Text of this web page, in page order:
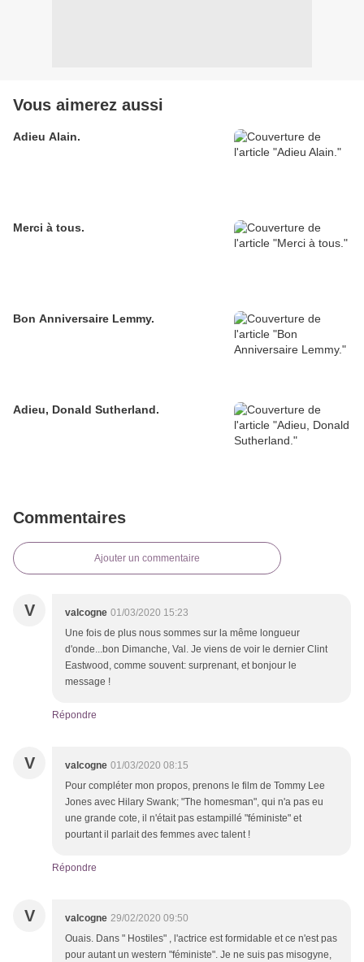
Vous aimerez aussi
Adieu Alain.
Merci à tous.
Bon Anniversaire Lemmy.
Adieu, Donald Sutherland.
Commentaires
Ajouter un commentaire
V valcogne 01/03/2020 15:23
Une fois de plus nous sommes sur la même longueur
d'onde...bon Dimanche, Val. Je viens de voir le dernier Clint
Eastwood, comme souvent: surprenant, et bonjour le
message !
Répondre
V valcogne 01/03/2020 08:15
Pour compléter mon propos, prenons le film de Tommy Lee
Jones avec Hilary Swank; "The homesman", qui n'a pas eu
une grande cote, il n'était pas estampillé "féministe" et
pourtant il parlait des femmes avec talent !
Répondre
V valcogne 29/02/2020 09:50
Ouais. Dans " Hostiles" , l'actrice est formidable et ce n'est pas
pour autant un western "féministe". Je ne suis pas misogyne,